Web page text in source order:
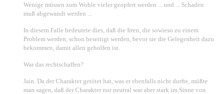
Wenige müssen zum Wohle vieler geopfert werden ... und ... Schaden
muß abgewandt werden ...
In diesem Falle bedeutete dies, daß die Irren, die sowieso zu einem
Problem werden, schon beseitigt werden, bevor sie die Gelegenheit dazu
bekommen, damit allen geholfen ist.
War das rechtschaffen?
Jain. Da der Charakter getötet hat, was er ebenfalls nicht durfte, müßte
man sagen, daß der Charakter nur neutral war aber stark im Sinne von